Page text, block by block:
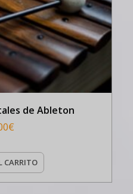
de Ableton
€
CARRITO